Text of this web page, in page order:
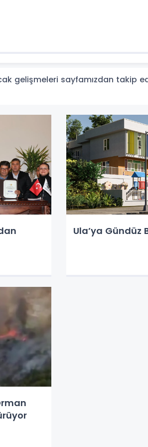
gelişmeleri sayfamızdan takip
Ula’ya Gündüz